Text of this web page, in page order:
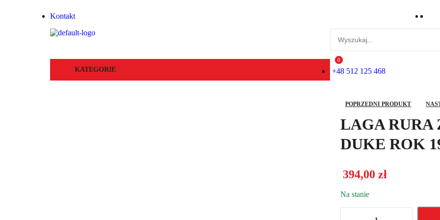
Kontakt
0
0
KATEGORIE +48 512 125 468
POPRZEDNI PRODUKT
LAGA RURA
DUKE ROK
394,00 zł
Na stanie